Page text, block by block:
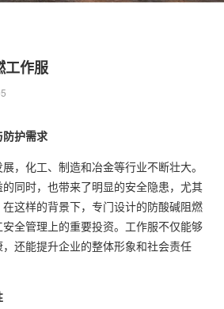
工作服
护需求
，化工、制造和冶金等行业不断壮大。
同时，也带来了明显的安全隐患，尤其
这样的背景下，专门设计的防酸碱阻燃
全管理上的重要投资。工作服不仅能够
还能提升企业的整体形象和社会责任